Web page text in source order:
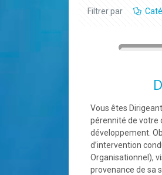
Filtrer par
Vous êtes
pérennité de votre
développement.
d’intervention
Organisationnel),
provenance de sa